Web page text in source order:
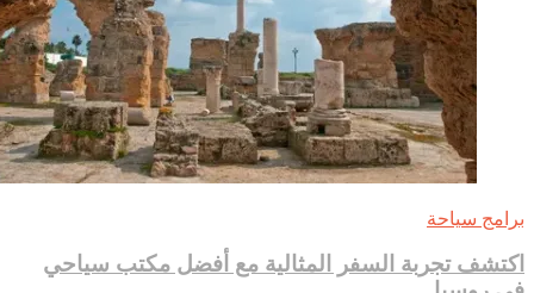
سياحة
تجربة السفر المثالية مع أفضل مكتب سياحي